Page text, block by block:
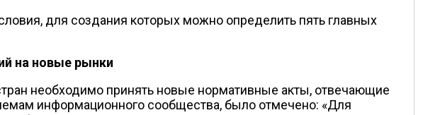
для создания которых можно определить пять главных
на новые рынки
необходимо принять новые нормативные акты, отвечающие
информационного сообщества, было отмечено: «Для